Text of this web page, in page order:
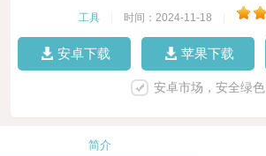
工具 时间：2024-11-18
安卓下载 苹果下载
安卓市场，安全绿色
简介